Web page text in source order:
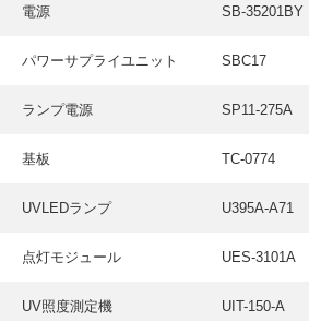
電源 SB-35201BY
パワーサプライユニット SBC17
ランプ電源 SP11-275A
基板 TC-0774
UVLEDランプ U395A-A71
点灯モジュール UES-3101A
UV照度測定機 UIT-150-A